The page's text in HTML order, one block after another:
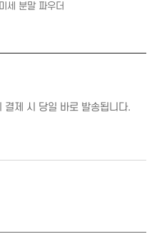
세 분말 파우더
제 시 당일 바로 발송됩니다.